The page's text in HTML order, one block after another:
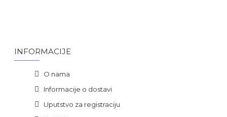
INFORMACIJE
O nama
Informacije o dostavi
Uputstvo za registraciju